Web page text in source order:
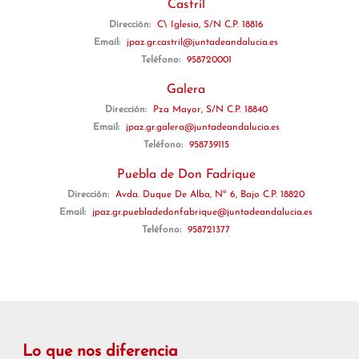
Castril
Dirección:
C\ Iglesia, S/N C.P. 18816
Email:
jpaz.gr.castril@juntadeandalucia.es
Teléfono:
958720001
Galera
Dirección:
Pza Mayor, S/N C.P. 18840
Email:
jpaz.gr.galera@juntadeandalucia.es
Teléfono:
958739115
Puebla de Don Fadrique
Dirección:
Avda. Duque De Alba, Nº 6, Bajo C.P. 18820
Email:
jpaz.gr.puebladedonfabrique@juntadeandalucia.es
Teléfono:
958721377
Lo que nos diferencia